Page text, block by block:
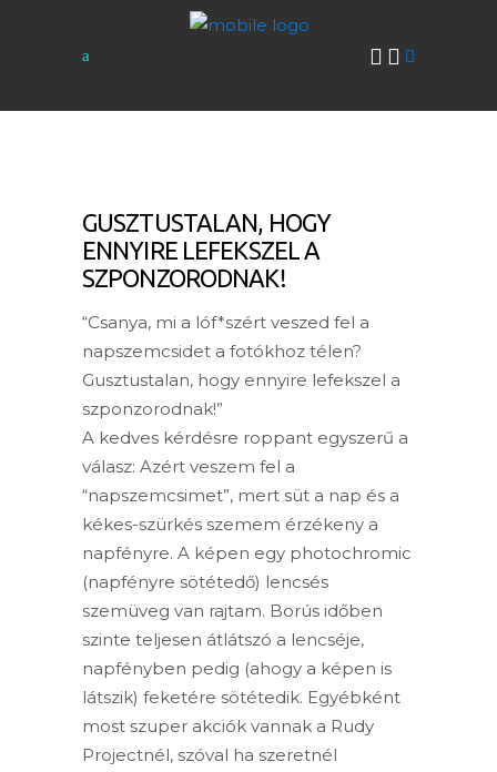
GUSZTUSTALAN, HOGY
ENNYIRE LEFEKSZEL A
SZPONZORODNAK!
“Csanya, mi a lóf*szért veszed fel a
napszemcsidet a fotókhoz télen?
Gusztustalan, hogy ennyire lefekszel a
szponzorodnak!”
A kedves kérdésre roppant egyszerű a
válasz: Azért veszem fel a
“napszemcsimet”, mert süt a nap és a
kékes-szürkés szemem érzékeny a
napfényre. A képen egy photochromic
(napfényre sötétedő) lencsés
szemüveg van rajtam. Borús időben
szinte teljesen átlátszó a lencséje,
napfényben pedig (ahogy a képen is
látszik) feketére sötétedik. Egyébként
most szuper akciók vannak a Rudy
Projectnél, szóval ha szeretnél